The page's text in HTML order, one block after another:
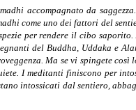
accompagnato da
come uno dei fattori del
per rendere il cibo
del Buddha, Uddaka e
Ma se vi spingete
I meditanti finiscono per
intossicati dal sentiero,